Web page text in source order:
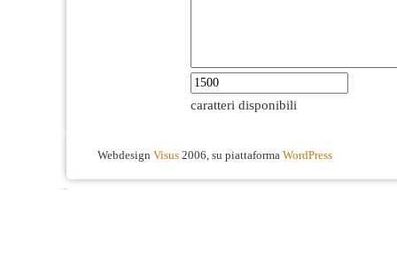
caratteri disponibili
Webdesign Visus 2006, su piattaforma WordPress